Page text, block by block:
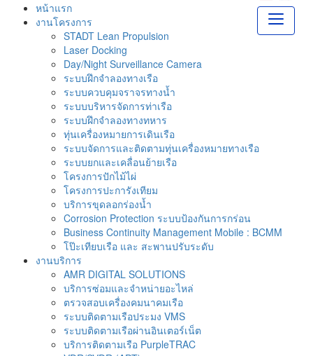
หน้าแรก
งานโครงการ
STADT Lean Propulsion
Laser Docking
Day/Night Surveillance Camera
ระบบฝึกจำลองทางเรือ
ระบบควบคุมจราจรทางน้ำ
ระบบบริหารจัดการท่าเรือ
ระบบฝึกจำลองทางทหาร
ทุ่นเครื่องหมายการเดินเรือ
ระบบจัดการและติดตามทุ่นเครื่องหมายทางเรือ
ระบบยกและเคลื่อนย้ายเรือ
โครงการปักไม้ไผ่
โครงการปะการังเทียม
บริการขุดลอกร่องน้ำ
Corrosion Protection ระบบป้องกันการกร่อน
Business Continuity Management Mobile : BCMM
โป๊ะเทียบเรือ และ สะพานปรับระดับ
งานบริการ
AMR DIGITAL SOLUTIONS
บริการซ่อมและจำหน่ายอะไหล่
ตรวจสอบเครื่องคมนาคมเรือ
ระบบติดตามเรือประมง VMS
ระบบติดตามเรือผ่านอินเตอร์เน็ต
บริการติดตามเรือ PurpleTRAC